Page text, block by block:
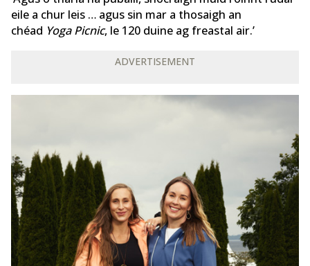
eile a chur leis … agus sin mar a thosaigh an
chéad Yoga Picnic, le 120 duine ag freastal air.’
ADVERTISEMENT